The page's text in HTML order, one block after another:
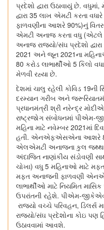
પ્રદેશો દ્વારા ઉઠાવાયું છે.
દ્વારા 35 લાખ એમટી કરતા
ફાળવણીના આશરે 90%)નું
એમટી અનાજ કરતા વધુ (એટલે
અનાજ રાજ્યો/સંઘ પ્રદેશો
2021 અને જૂન 2021ના
80 કરોડ લાભાર્થીઓ 5 કિલો
મેળવી રહ્યા છે.
દેશમાં ચાલુ રહેલી કોવિડ 19ની
દરમ્યાન ગરીબ અને
પ્રધાનમંત્રી શ્રી નરેન્દ્ર
રાષ્ટ્રજોગ સંબોધનમાં પીએમ-
મહિના માટે નવેમ્બર 2021માં
હતી. એનએફએસએના આશરે
એલએમટી અનાજના કુલ
અંદાજિત નાણાંકીય સંડોવણી
ચોખા) વધુ 5 મહિનાઓ માટે
મફત અનાજની ફાળવણી
લાભાર્થીઓ માટે નિયમિત
ઉપરાંતની રહેશે. પીએમ-
રાજ્યો વચ્ચે પરિવહન, ડિલર્સ
રાજ્યો/સંઘ પ્રદેશોના કોઇ પણ
ઉઠાવવામાં આવશે.